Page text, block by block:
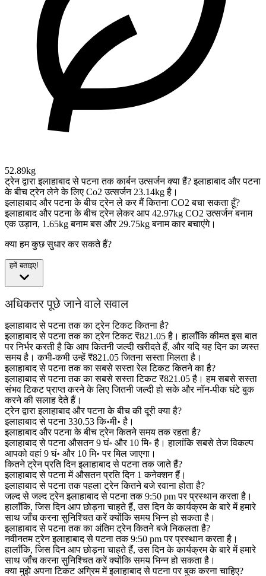
52.89kg
ट्रेन द्वारा इलाहाबाद से पटना तक कार्बन उत्सर्जन क्या हैं? इलाहाबाद और पटना
के बीच ट्रेन लेने के लिए Co2 उत्सर्जन 23.14kg है।
इलाहाबाद और पटना के बीच ट्रेन ले कर मैं कितना CO2 बचा सकता हूँ?
इलाहाबाद और पटना के बीच ट्रेन लेकर आप 42.97kg CO2 उत्सर्जन बनाम
एक उड़ान, 1.65kg बनाम बस और 29.75kg बनाम कार बचाएंगे।
क्या हम कुछ सुधार कर सकते हैं?
हमें बताइए!
अधिकतर पूछे जाने वाले सवाल
इलाहाबाद से पटना तक का ट्रेन टिकट कितना है?
इलाहाबाद से पटना तक का ट्रेन टिकट ₹821.05 है। हालाँकि कीमत इस बात
पर निर्भर करती है कि आप कितनी जल्दी खरीदते हैं, और यदि यह दिन का व्यस्त
समय है। कभी-कभी उन्हें ₹821.05 जितना सस्ता मिलता है।
इलाहाबाद से पटना तक का सबसे सस्ता रेल टिकट कितने का है?
इलाहाबाद से पटना तक का सबसे सस्ता टिकट ₹821.05 है। हम सबसे सस्ता
संभव टिकट प्राप्त करने के लिए जितनी जल्दी हो सके और नॉन-पीक घंटे बुक
करने की सलाह देते हैं।
ट्रेन द्वारा इलाहाबाद और पटना के बीच की दूरी क्या है?
इलाहाबाद से पटना 330.53 कि॰मी॰ है।
इलाहाबाद और पटना के बीच ट्रेन कितने समय तक रहता है?
इलाहाबाद से पटना औसतन 9 घं॰ और 10 मि॰ है। हालांकि सबसे तेज विकल्प
आपको वहां 9 घं॰ और 10 मि॰ पर मिल जाएगा।
कितने ट्रेन प्रति दिन इलाहाबाद से पटना तक जाते हैं?
इलाहाबाद से पटना में औसतन प्रति दिन 1 कनेक्शन हैं।
इलाहाबाद से पटना तक पहला ट्रेन कितने बजे रवाना होता है?
जल्द से जल्द ट्रेन इलाहाबाद से पटना तक 9:50 pm पर प्रस्थान करता है।
हालाँकि, जिस दिन आप छोड़ना चाहते हैं, उस दिन के कार्यक्रम के बारे में हमारे
साथ जाँच करना सुनिश्चित करें क्योंकि समय भिन्न हो सकता है।
इलाहाबाद से पटना तक का अंतिम ट्रेन कितने बजे निकलता है?
नवीनतम ट्रेन इलाहाबाद से पटना तक 9:50 pm पर प्रस्थान करता है।
हालाँकि, जिस दिन आप छोड़ना चाहते हैं, उस दिन के कार्यक्रम के बारे में हमारे
साथ जाँच करना सुनिश्चित करें क्योंकि समय भिन्न हो सकता है।
क्या मुझे अपना टिकट अग्रिम में इलाहाबाद से पटना पर बुक करना चाहिए?